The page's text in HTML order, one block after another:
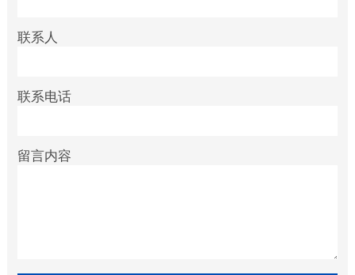
联系人
联系电话
留言内容